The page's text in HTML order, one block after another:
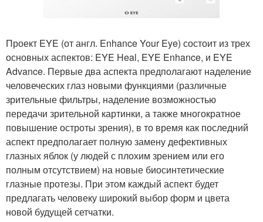
Проект EYE (от англ. Enhance Your Eye) состоит из трех
основных аспектов: EYE Heal, EYE Enhance, и EYE
Advance. Первые два аспекта предполагают наделение
человеческих глаз новыми функциями (различные
зрительные фильтры, наделение возможностью
передачи зрительной картинки, а также многократное
повышение остроты зрения), в то время как последний
аспект предполагает полную замену дефективных
глазных яблок (у людей с плохим зрением или его
полным отсутствием) на новые биосинтетические
глазные протезы. При этом каждый аспект будет
предлагать человеку широкий выбор форм и цвета
новой будущей сетчатки.